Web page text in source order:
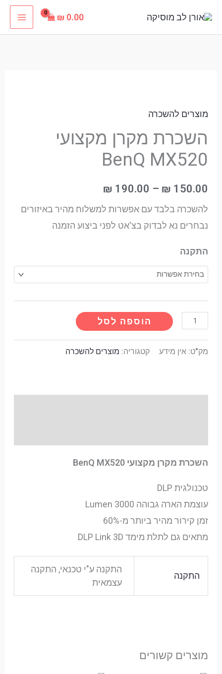
לתוכן
₪ 0.00
מוצרים להשכרה
השכרת מקרן מקצועי
BenQ MX520
₪ 150.00
–
₪ 190.00
עד
⁦₪ 190.00⁩
להשכרה בלבד עם אפשרות למשלוח מהיר באיזורים
נבחרים נא לבדוק בצ'אט לפני ביצוע הזמנה
התקנה
השכרת
מקרן
BenQ
הוספה לסל
מק"ט: אין מידע קטגוריה: מוצרים להשכרה
השכרת מקרן מקצועי BenQ MX520
טכנולגית DLP
עוצמת הארה גבוהה 3000 Lumen
זמן קירור מהיר ביותר מ-60%
מתאים גם לתלת מימד DLP Link 3D
התקנה
התקנה ע"י טכנאי, התקנה
עצמאית
מוצרים קשורים